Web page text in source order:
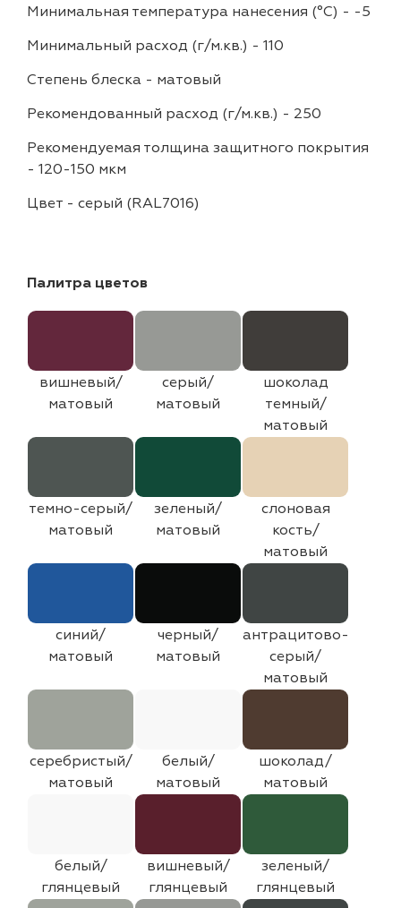
Минимальная температура нанесения (°С) - -5
Минимальный расход (г/м.кв.) - 110
Степень блеска - матовый
Рекомендованный расход (г/м.кв.) - 250
Рекомендуемая толщина защитного покрытия
- 120-150 мкм
Цвет - серый (RAL7016)
Палитра цветов
вишневый/
матовый
серый/
матовый
шоколад
темный/
матовый
темно-серый/
матовый
зеленый/
матовый
слоновая
кость/
матовый
синий/
матовый
черный/
матовый
антрацитово-
серый/
матовый
серебристый/
матовый
белый/
матовый
шоколад/
матовый
белый/
глянцевый
вишневый/
глянцевый
зеленый/
глянцевый